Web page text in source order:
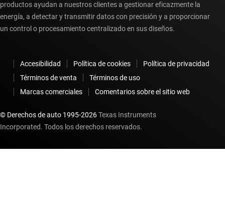
productos ayudan a nuestros clientes a gestionar eficazmente la
energía, a detectar y transmitir datos con precisión y a proporcionar
un control o procesamiento centralizado en sus diseños.
Accesibilidad Política de cookies
Política de privacidad
Términos de venta
Términos de uso
Marcas comerciales
Comentarios sobre el sitio web
© Derechos de auto 1995-2026Texas Instruments
Incorporated. Todos los derechos reservados.